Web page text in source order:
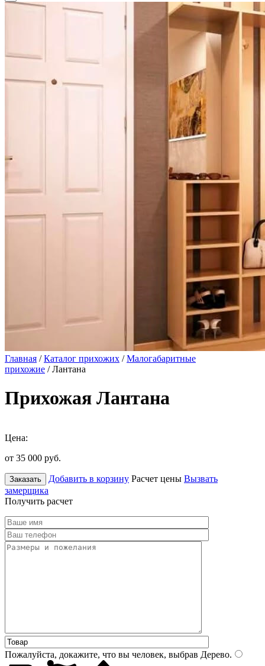
Главная /Каталог прихожих /Малогабаритные
прихожие / Лантана
Прихожая Лантана
Цена:
от 35 000 руб.
Заказать Добавить в корзину Расчет цены Вызвать
замерщика
Получить расчет
Пожалуйста, докажите, что вы человек, выбрав Дерево.